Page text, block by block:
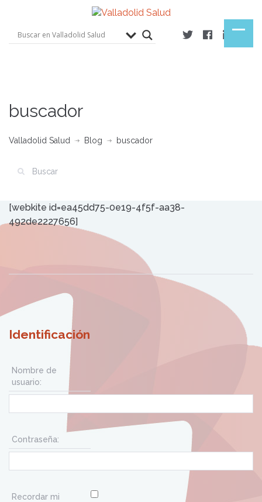
buscador
Valladolid Salud Blog buscador
[webkite id=ea45dd75-0e19-4f5f-aa38-
492de2227656]
Identificación
Nombre de
usuario:
Contraseña:
Recordar mi